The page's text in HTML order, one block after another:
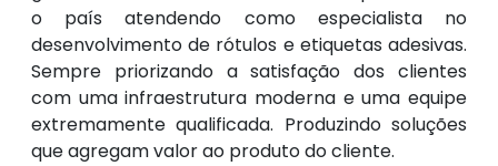
o país atendendo como especialista no
desenvolvimento de rótulos e etiquetas adesivas.
Sempre priorizando a satisfação dos clientes
com uma infraestrutura moderna e uma equipe
extremamente qualificada. Produzindo soluções
que agregam valor ao produto do cliente.